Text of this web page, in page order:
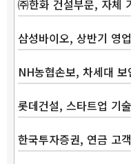
㈜한화 건설부문, 자체
삼성바이오, 상반기 영
NH농협손보, 차세대
롯데건설, 스타트업 기
한국투자증권, 연금 고